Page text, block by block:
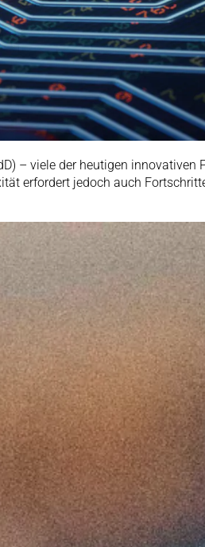
– viele der heutigen innovativen
erfordert jedoch auch